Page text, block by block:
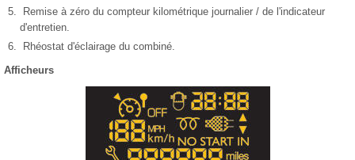
Remise à zéro du compteur kilométrique journalier / de l'indicateur
d'entretien.
Rhéostat d'éclairage du combiné.
Afficheurs